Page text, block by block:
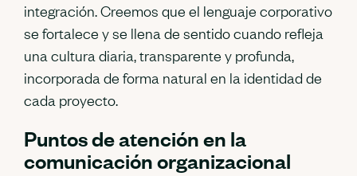
integración. Creemos que el lenguaje corporativo
se fortalece y se llena de sentido cuando refleja
una cultura diaria, transparente y profunda,
incorporada de forma natural en la identidad de
cada proyecto.
Puntos de atención en la
comunicación organizacional